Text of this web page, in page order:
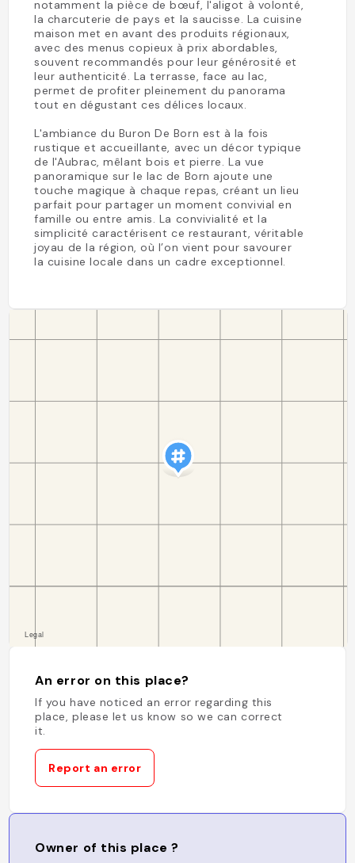
notamment la pièce de bœuf, l'aligot à volonté,
la charcuterie de pays et la saucisse. La cuisine
maison met en avant des produits régionaux,
avec des menus copieux à prix abordables,
souvent recommandés pour leur générosité et
leur authenticité. La terrasse, face au lac,
permet de profiter pleinement du panorama
tout en dégustant ces délices locaux.
L'ambiance du Buron De Born est à la fois
rustique et accueillante, avec un décor typique
de l'Aubrac, mêlant bois et pierre. La vue
panoramique sur le lac de Born ajoute une
touche magique à chaque repas, créant un lieu
parfait pour partager un moment convivial en
famille ou entre amis. La convivialité et la
simplicité caractérisent ce restaurant, véritable
joyau de la région, où l’on vient pour savourer
la cuisine locale dans un cadre exceptionnel.
An error on this place?
If you have noticed an error regarding this
place, please let us know so we can correct
it.
Report an error
Owner of this place ?